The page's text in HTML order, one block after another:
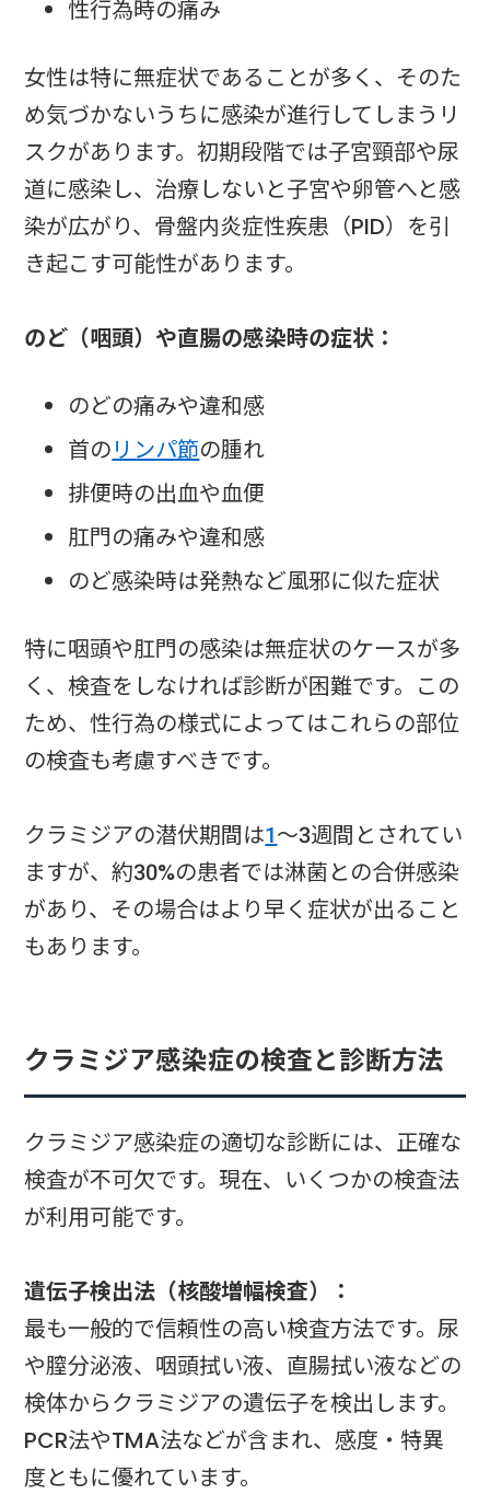
性行為時の痛み
女性は特に無症状であることが多く、そのた
め気づかないうちに感染が進行してしまうリ
スクがあります。初期段階では子宮頸部や尿
道に感染し、治療しないと子宮や卵管へと感
染が広がり、骨盤内炎症性疾患（PID）を引
き起こす可能性があります。
のど（咽頭）や直腸の感染時の症状：
のどの痛みや違和感
首のリンパ節の腫れ
排便時の出血や血便
肛門の痛みや違和感
のど感染時は発熱など風邪に似た症状
特に咽頭や肛門の感染は無症状のケースが多
く、検査をしなければ診断が困難です。この
ため、性行為の様式によってはこれらの部位
の検査も考慮すべきです。
クラミジアの潜伏期間は1～3週間とされてい
ますが、約30%の患者では淋菌との合併感染
があり、その場合はより早く症状が出ること
もあります。
クラミジア感染症の検査と診断方法
クラミジア感染症の適切な診断には、正確な
検査が不可欠です。現在、いくつかの検査法
が利用可能です。
遺伝子検出法（核酸増幅検査）：
最も一般的で信頼性の高い検査方法です。尿
や膣分泌液、咽頭拭い液、直腸拭い液などの
検体からクラミジアの遺伝子を検出します。
PCR法やTMA法などが含まれ、感度・特異
度ともに優れています。